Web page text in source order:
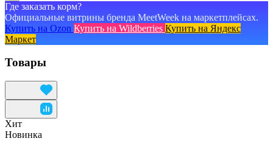
Где заказать корм?
Официальные витрины бренда MeetWeek на маркетплейсах.
Купить на Ozon Купить на Wildberries Купить на Яндекс
Маркет
Товары
Хит
Новинка